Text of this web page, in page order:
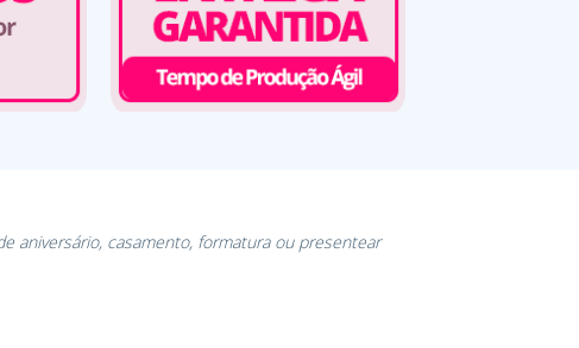
aniversário, casamento, formatura ou presentear